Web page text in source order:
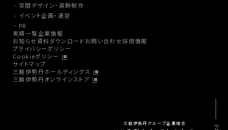
空間デザイン・装飾制作
イベント企画・運営
PR
実績一覧企業情報
お知らせ 資料ダウンロードお問い合わせ採用情報
プライバシーポリシー
Cookieポリシー
サイトマップ
三越伊勢丹ホールディングス
三越伊勢丹オンラインストア
三越伊勢丹グループ企業理念